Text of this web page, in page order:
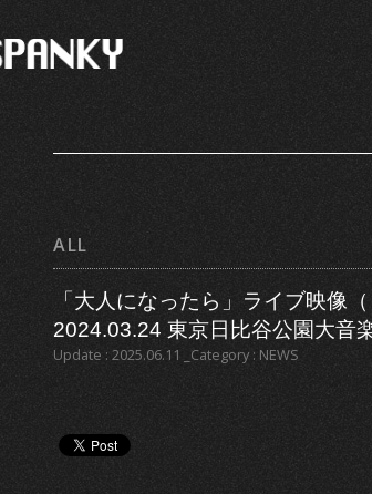
ALL
「大人になったら」ライブ映像
2024.03.24 東京日比谷公園大音楽
Update : 2025.06.11 _Category : NEWS